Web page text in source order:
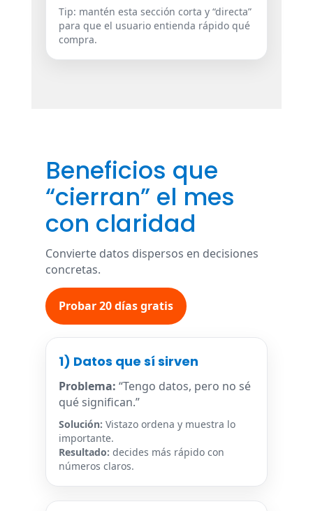
Tip: mantén esta sección corta y “directa”
para que el usuario entienda rápido qué
compra.
Beneficios que
“cierran” el mes
con claridad
Convierte datos dispersos en decisiones
concretas.
Probar 20 días gratis
1) Datos que sí sirven
Problema: “Tengo datos, pero no sé
qué significan.”
Solución: Vistazo ordena y muestra lo
importante.
Resultado: decides más rápido con
números claros.